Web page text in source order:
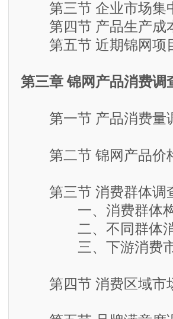
第三节 企业市场集
第四节 产品生产成
第五节 近期锦网项
第三章 锦网产品消费调
第一节 产品消费量
第二节 锦网产品价
第三节 消费群体调
一、消费群体
二、不同群体消
三、下游消费市
第四节 消费区域市